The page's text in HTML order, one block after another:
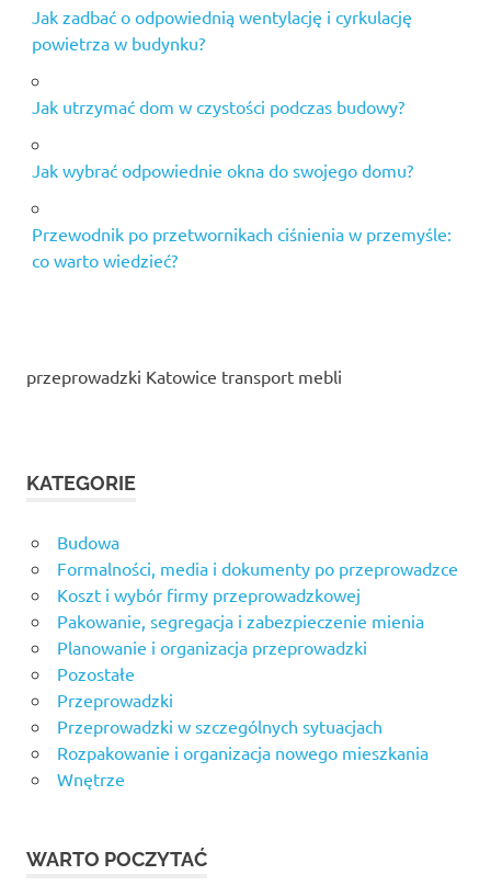
Jak zadbać o odpowiednią wentylację i cyrkulację
powietrza w budynku?
Jak utrzymać dom w czystości podczas budowy?
Jak wybrać odpowiednie okna do swojego domu?
Przewodnik po przetwornikach ciśnienia w przemyśle:
co warto wiedzieć?
przeprowadzki Katowice transport mebli
KATEGORIE
Budowa
Formalności, media i dokumenty po przeprowadzce
Koszt i wybór firmy przeprowadzkowej
Pakowanie, segregacja i zabezpieczenie mienia
Planowanie i organizacja przeprowadzki
Pozostałe
Przeprowadzki
Przeprowadzki w szczególnych sytuacjach
Rozpakowanie i organizacja nowego mieszkania
Wnętrze
WARTO POCZYTAĆ